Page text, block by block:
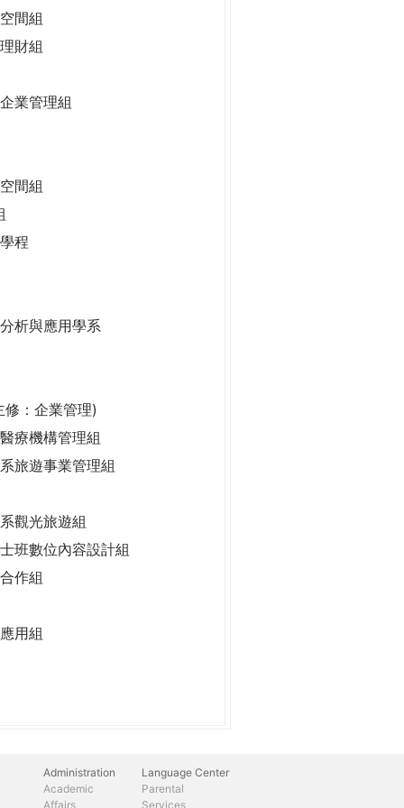
間組
財組
業管理組
間組
程
析與應用學系
：企業管理)
療機構管理組
旅遊事業管理組
觀光旅遊組
班數位內容設計組
作組
用組
Administration
Academic
Affairs
Parental
Services
Language Center